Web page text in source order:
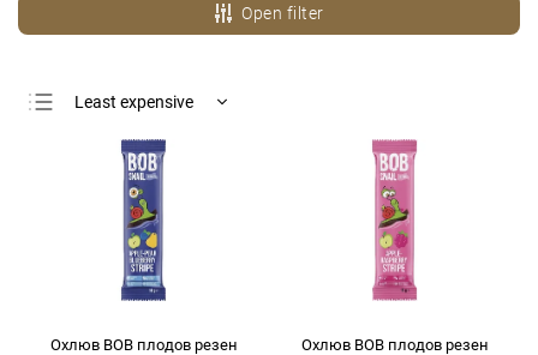
Open filter
Least expensive
Most expensive
Bestsellers
Alphabetically
Охлюв BOB плодов резен
Охлюв BOB плодов резен